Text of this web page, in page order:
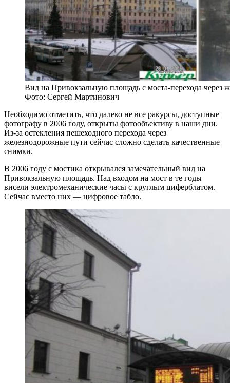
Вид на Привокзальную площадь с моста-перехода через
Фото: Сергей Мартинович
Необходимо отметить, что далеко не все ракурсы, доступные
фотографу в 2006 году, открыты фотообъективу в наши дни.
Из-за остекления пешеходного перехода через
железнодорожные пути сейчас сложно сделать качественные
снимки.
В 2006 году с мостика открывался замечательный вид на
Привокзальную площадь. Над входом на мост в те годы
висели электромеханические часы с круглым циферблатом.
Сейчас вместо них — цифровое табло.